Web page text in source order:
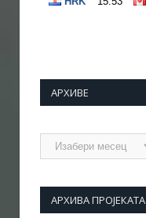
АРХИВЕ
Архиве
АРХИВА ПРОЈЕКАТА